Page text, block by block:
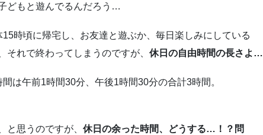
どもと遊んでるんだろう…
15時頃に帰宅し、お友達と遊ぶか、毎日楽しみにしている
れで終わってしまうのですが、 休日の自由時間の長さよ…
は午前1時間30分、午後1時間30分の合計3時間。
と思うのですが、 休日の余った時間、どうする…！？問